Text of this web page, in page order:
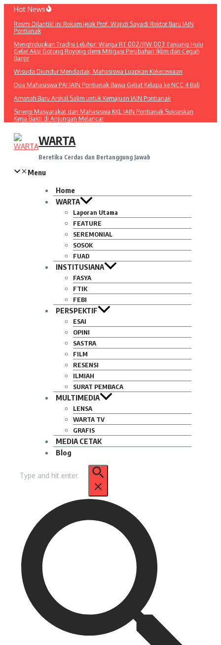
Lewati
konten
Hot News
Resmi Dilantik! Ini Rekam Jejak Prof. Wajidi Sayadi Rektor Baru IAIN
Pontianak
Menghidupkan Tradisi Leluhur: Warga RT 002/RW 003 Tanjung Hulu
Gelar Aksi Gotong Royong demi Mitigasi Perubahan Iklim dan Cegah
Banjir
Wisuda Diundur Mendadak, Mahasiswa Luapkan Kekecewaan
Dua Mahasiswa PAI IAIN Pontianak Bawa Geliat Kelapa ke NCC 4 Bali
Amanah Baru Arskal Salim untuk Kemajuan IAIN Pontianak
Sinergi Masyarakat dan Mahasiswa KKL IAIN Pontianak Sukseskan
Kerja Bakti di Anjungan Melancar
WARTA
Beretika Cerdas dan Bertanggung Jawab
Menu
Home
WARTA
Laporan Utama
FEATURE
SEREMONIAL
SOSOK
FUAD
INSTITUSIANA
FASYA
FTIK
FEBI
PERSPEKTIF
ESAI
OPINI
SASTRA
FILM
RESENSI
ILMIAH
SURAT PEMBACA
MULTIMEDIA
LENSA
WARTA TV
GRAFIS
MEDIA CETAK
Blog
untuk: